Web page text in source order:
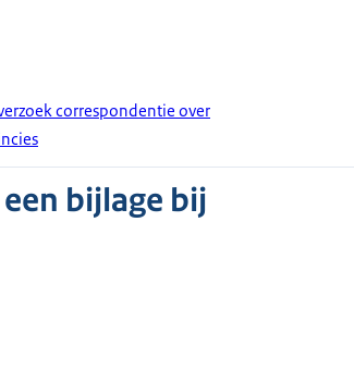
correspondentie over
bijlage bij